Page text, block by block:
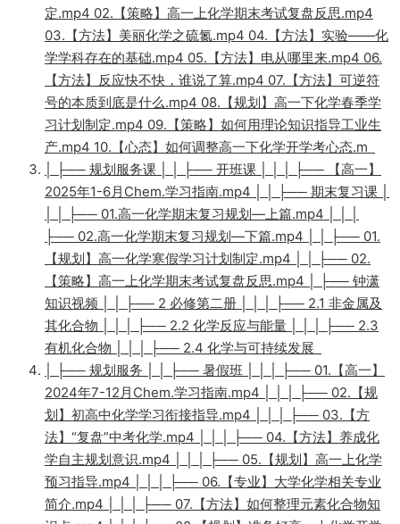
定.mp4 02.【策略】高一上化学期末考试复盘反思.mp4
03.【方法】美丽化学之硫氮.mp4 04.【方法】实验——化
学学科存在的基础.mp4 05.【方法】电从哪里来.mp4 06.
【方法】反应快不快，谁说了算.mp4 07.【方法】可逆符
号的本质到底是什么.mp4 08.【规划】高一下化学春季学
习计划制定.mp4 09.【策略】如何用理论知识指导工业生
产.mp4 10.【心态】如何调整高一下化学开学考心态.m
│ ├── 规划服务课 │ │ ├── 开班课 │ │ │ ├── 【高一】
2025年1-6月Chem.学习指南.mp4 │ │ ├── 期末复习课 │
│ │ ├── 01.高一化学期末复习规划—上篇.mp4 │ │ │
├── 02.高一化学期末复习规划—下篇.mp4 │ │ ├── 01.
【规划】高一化学寒假学习计划制定.mp4 │ │ ├── 02.
【策略】高一上化学期末考试复盘反思.mp4 │ ├── 钟潇
知识视频 │ │ ├── 2 必修第二册 │ │ │ ├── 2.1 非金属及
其化合物 │ │ │ ├── 2.2 化学反应与能量 │ │ │ ├── 2.3
有机化合物 │ │ │ ├── 2.4 化学与可持续发展
│ ├── 规划服务 │ │ ├── 暑假班 │ │ │ ├── 01.【高一】
2024年7-12月Chem.学习指南.mp4 │ │ │ ├── 02.【规
划】初高中化学学习衔接指导.mp4 │ │ │ ├── 03.【方
法】“复盘”中考化学.mp4 │ │ │ ├── 04.【方法】养成化
学自主规划意识.mp4 │ │ │ ├── 05.【规划】高一上化学
预习指导.mp4 │ │ │ ├── 06.【专业】大学化学相关专业
简介.mp4 │ │ │ ├── 07.【方法】如何整理元素化合物知